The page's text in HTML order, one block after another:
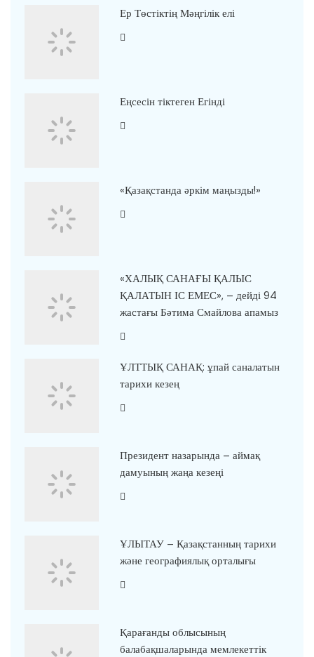
Ер Төстіктің Мәңгілік елі
Еңсесін тіктеген Егінді
«Қазақстанда әркім маңызды!»
«ХАЛЫҚ САНАҒЫ ҚАЛЫС
ҚАЛАТЫН ІС ЕМЕС», – дейді 94
жастағы Бәтима Смайлова апамыз
ҰЛТТЫҚ САНАҚ: ұпай саналатын
тарихи кезең
Президент назарында – аймақ
дамуының жаңа кезеңі
ҰЛЫТАУ – Қазақстанның тарихи
және географиялық орталығы
Қарағанды облысының
балабақшаларында мемлекеттік